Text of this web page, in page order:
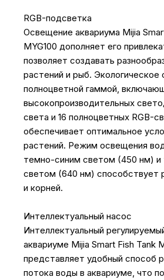
RGB-подсветка
Освещение аквариума Mijia
MYG100 дополняет его
позволяет создавать
растений и рыб. Экологическое
полноцветной гаммой,
высокопроизводительных
света и 16 полноцветных RGB-
обеспечивает оптимальное
растений. Режим освещения
темно-синим светом (450 нм)
светом (640 нм) способствует
и корней.
Интеллектуальный насос
Интеллектуальный
аквариуме Mijia Smart Fish Tank
представляет удобный способ
потока воды в аквариуме, что